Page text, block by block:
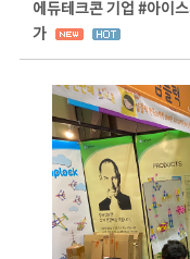
에듀테크콘 기업 #아이
가